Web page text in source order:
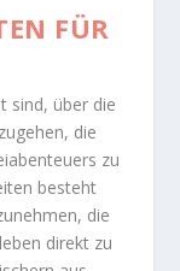
FÜR
sind, über die
die
zu
besteht
die
direkt zu